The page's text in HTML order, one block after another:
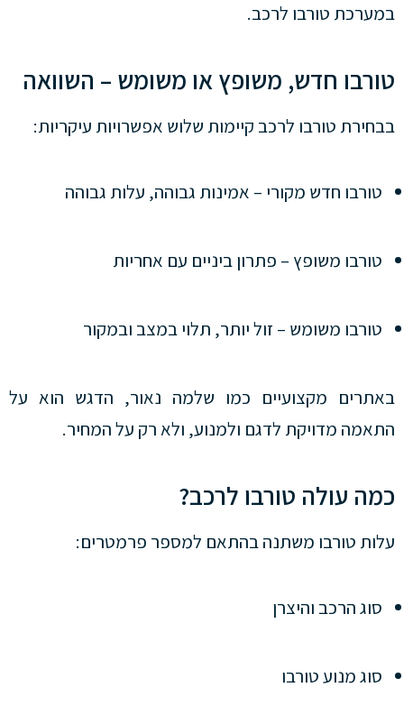
במערכת טורבו לרכב.
טורבו חדש, משופץ או משומש – השוואה
בבחירת טורבו לרכב קיימות שלוש אפשרויות עיקריות:
טורבו חדש מקורי – אמינות גבוהה, עלות גבוהה
טורבו משופץ – פתרון ביניים עם אחריות
טורבו משומש – זול יותר, תלוי במצב ובמקור
באתרים מקצועיים כמו שלמה נאור, הדגש הוא על
התאמה מדויקת לדגם ולמנוע, ולא רק על המחיר.
כמה עולה טורבו לרכב?
עלות טורבו משתנה בהתאם למספר פרמטרים:
סוג הרכב והיצרן
סוג מנוע טורבו